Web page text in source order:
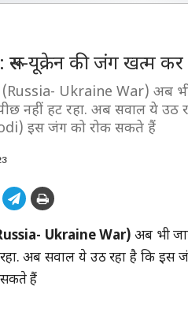
यूक्रेन की जंग खत्म
Ukraine War) अब भी
नहीं हट रहा. अब सवाल ये उठ
इस जंग को रोक सकते हैं
Ukraine War) अब भी
अब सवाल ये उठ रहा है कि इस
हैं